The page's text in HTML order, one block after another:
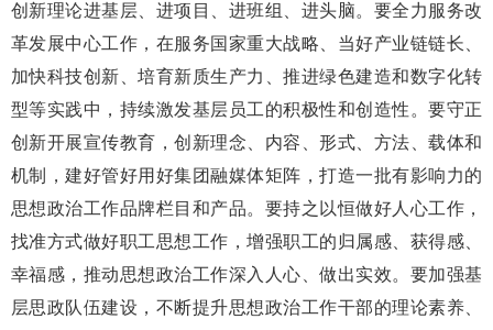
创新理论进基层、进项目、进班组、进头脑。要全力服务改
革发展中心工作，在服务国家重大战略、当好产业链链长、
加快科技创新、培育新质生产力、推进绿色建造和数字化转
型等实践中，持续激发基层员工的积极性和创造性。要守正
创新开展宣传教育，创新理念、内容、形式、方法、载体和
机制，建好管好用好集团融媒体矩阵，打造一批有影响力的
思想政治工作品牌栏目和产品。要持之以恒做好人心工作，
找准方式做好职工思想工作，增强职工的归属感、获得感、
幸福感，推动思想政治工作深入人心、做出实效。要加强基
层思政队伍建设，不断提升思想政治工作干部的理论素养、